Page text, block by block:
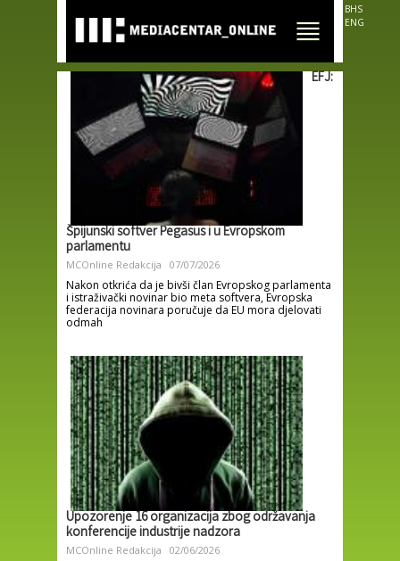
main
content
BHS
ENG
EFJ:
Špijunski softver Pegasus i u Evropskom
parlamentu
MCOnline Redakcija 07/07/2026
Nakon otkrića da je bivši član Evropskog parlamenta
i istraživački novinar bio meta softvera, Evropska
federacija novinara poručuje da EU mora djelovati
odmah
Upozorenje 16 organizacija zbog održavanja
konferencije industrije nadzora
MCOnline Redakcija 02/06/2026